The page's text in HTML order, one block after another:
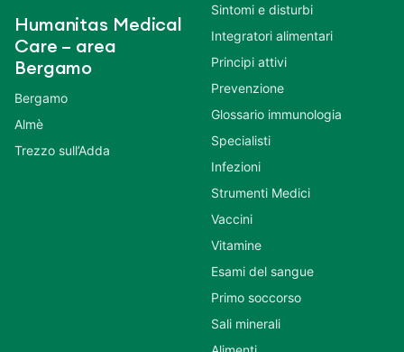
Humanitas Medical
Care – area
Bergamo
Bergamo
Almè
Trezzo sull’Adda
Sintomi e disturbi
Integratori alimentari
Principi attivi
Prevenzione
Glossario immunologia
Specialisti
Infezioni
Strumenti Medici
Vaccini
Vitamine
Esami del sangue
Primo soccorso
Sali minerali